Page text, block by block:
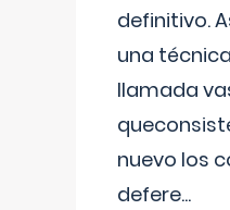
definitivo.
una
llamada
nuevo los
defere...